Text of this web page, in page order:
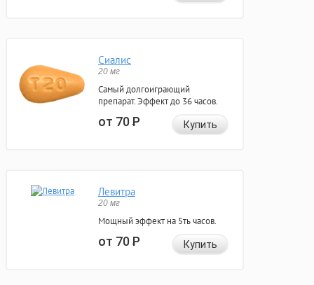
Сиалис
20 мг
Самый долгоиграющий
препарат. Эффект до 36 часов.
от 70Р Купить
Левитра
20 мг
Мощный эффект на 5ть часов.
от 70Р Купить